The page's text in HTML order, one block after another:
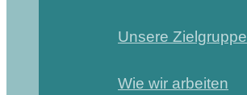
Unsere Zielgruppe
Wie wir arbeiten